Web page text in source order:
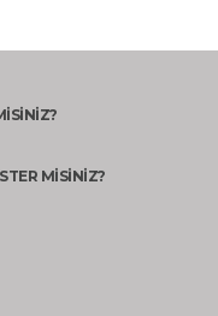
MİSİNİZ?